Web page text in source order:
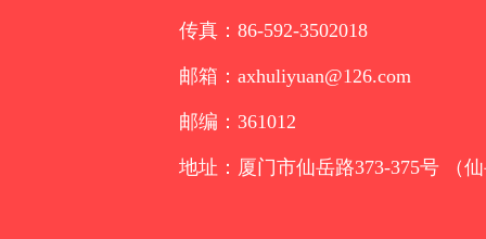
传真：86-592-3502018
邮箱：axhuliyuan@126.com
邮编：361012
地址：厦门市仙岳路373-375号 （